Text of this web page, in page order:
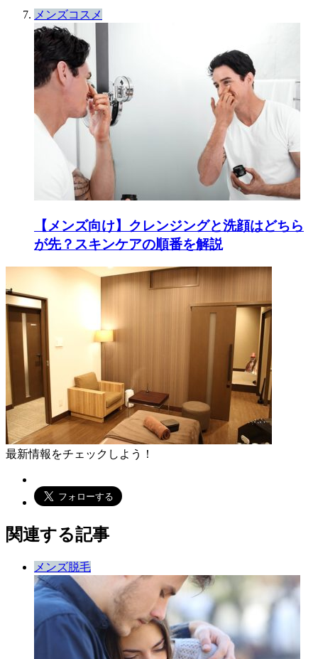
メンズコスメ
【メンズ向け】クレンジングと洗顔はどちら
が先？スキンケアの順番を解説
最新情報をチェックしよう！
関連する記事
メンズ脱毛